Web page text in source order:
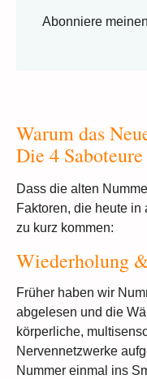
Abonniere
Warum das
Die 4
Dass die alten
Faktoren, die heute
zu kurz kommen:
Wiederholung
Früher haben wir
abgelesen und die
körperliche,
Nervennetzwerke
Nummer einmal ins